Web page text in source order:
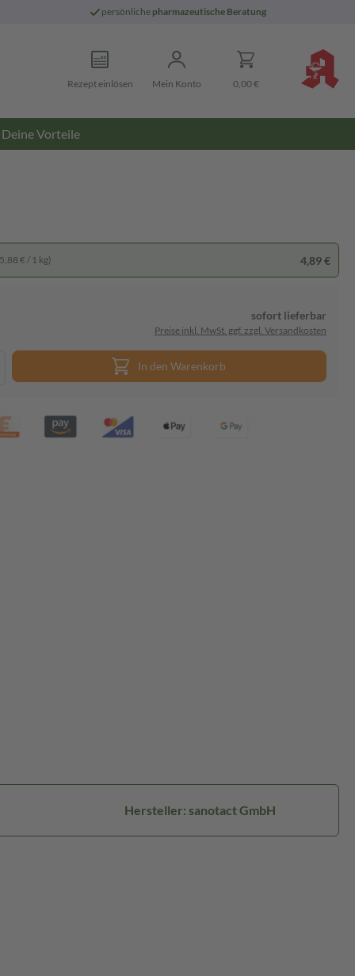
persönliche pharmazeutische Beratung
Rezept einlösen Mein Konto 0,00 €
Deine Vorteile
€ / 1 kg) 4,89 €
sofort lieferbar
Preise inkl. MwSt. ggf. zzgl. Versandkosten
In den Warenkorb
Hersteller: sanotact GmbH